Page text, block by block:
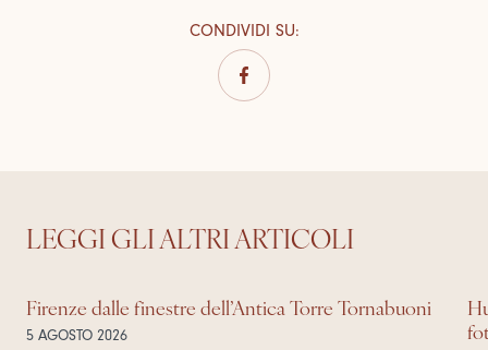
CONDIVIDI SU:
LEGGI GLI ALTRI ARTICOLI
Firenze dalle finestre dell’Antica Torre Tornabuoni
5 AGOSTO 2026